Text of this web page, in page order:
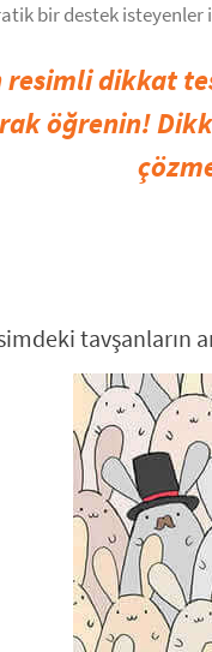
bir destek isteyenler
dikkat
öğrenin!
tavşanların